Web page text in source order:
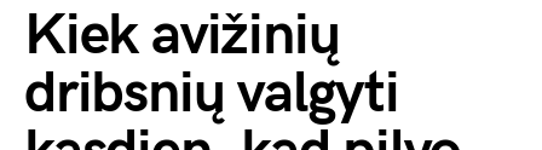
Kiek avižinių
dribsnių valgyti